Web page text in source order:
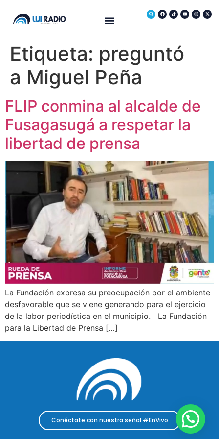
Etiqueta: preguntó
a Miguel Peña
FLIP conmina al alcalde de
Fusagasugá a respetar la
libertad de prensa
La Fundación expresa su preocupación por el ambiente
desfavorable que se viene generando para el ejercicio
de la labor periodística en el municipio. La Fundación
para la Libertad de Prensa […]
Conéctate con nuestra señal #EnVivo